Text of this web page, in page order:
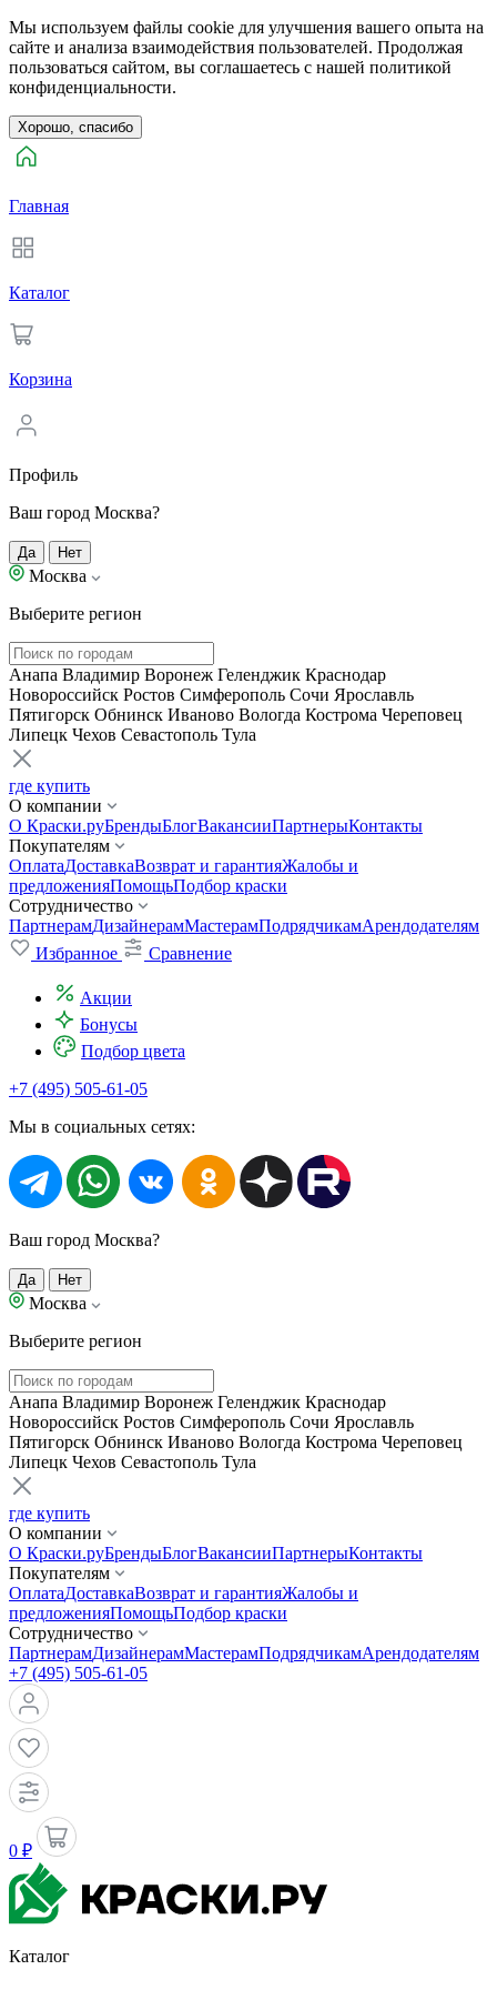
Мы используем файлы cookie для улучшения вашего опыта на
сайте и анализа взаимодействия пользователей. Продолжая
пользоваться сайтом, вы соглашаетесь с нашей политикой
конфиденциальности.
Хорошо, спасибо
Главная
Каталог
Корзина
Профиль
Ваш город Москва?
Да Нет
Москва
Выберите регион
Анапа Владимир Воронеж Геленджик Краснодар
Новороссийск Ростов Симферополь Сочи Ярославль
Пятигорск Обнинск Иваново Вологда Кострома Череповец
Липецк Чехов Севастополь Тула
где купить
О компании
О Краски.руБрендыБлогВакансииПартнерыКонтакты
Покупателям
ОплатаДоставкаВозврат и гарантияЖалобы и
предложенияПомощьПодбор краски
Сотрудничество
ПартнерамДизайнерамМастерамПодрядчикамАрендодателям
Избранное
Сравнение
Акции
Бонусы
Подбор цвета
+7 (495) 505-61-05
Мы в социальных сетях:
Ваш город Москва?
Да Нет
Москва
Выберите регион
Анапа Владимир Воронеж Геленджик Краснодар
Новороссийск Ростов Симферополь Сочи Ярославль
Пятигорск Обнинск Иваново Вологда Кострома Череповец
Липецк Чехов Севастополь Тула
где купить
О компании
О Краски.руБрендыБлогВакансииПартнерыКонтакты
Покупателям
ОплатаДоставкаВозврат и гарантияЖалобы и
предложенияПомощьПодбор краски
Сотрудничество
ПартнерамДизайнерамМастерамПодрядчикамАрендодателям
+7 (495) 505-61-05
0 ₽
Каталог